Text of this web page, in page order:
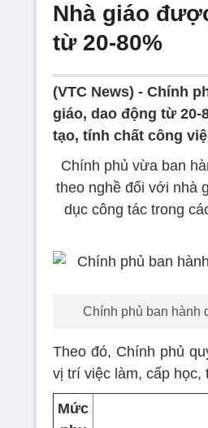
Nhà giáo
từ 20-80%
(VTC News) - Chính
giáo, dao động từ 20-
tạo, tính chất công
Chính phủ vừa ban
theo nghề đối với nhà
dục công tác trong
Chính phủ ban hành
Theo đó, Chính phủ
vị trí việc làm, cấp học,
Mức